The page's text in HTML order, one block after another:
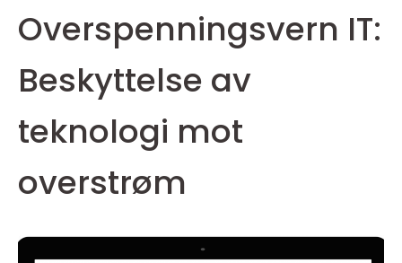
Overspenningsvern IT:
Beskyttelse av
teknologi mot
overstrøm